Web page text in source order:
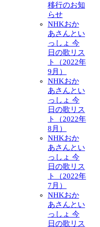
移行のお知
らせ
NHKおか
あさんとい
っしょ 今
日の歌リス
ト（2022年
9月）
NHKおか
あさんとい
っしょ 今
日の歌リス
ト（2022年
8月）
NHKおか
あさんとい
っしょ 今
日の歌リス
ト（2022年
7月）
NHKおか
あさんとい
っしょ 今
日の歌リス